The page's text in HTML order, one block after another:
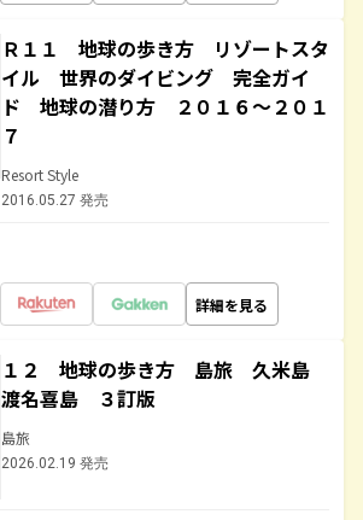
Ｒ１１ 地球の歩き方 リゾートスタ
イル 世界のダイビング 完全ガイ
ド 地球の潜り方 ２０１６～２０１
７
Resort Style
2016.05.27 発売
詳細を見る
１２ 地球の歩き方 島旅 久米島
渡名喜島 ３訂版
島旅
2026.02.19 発売